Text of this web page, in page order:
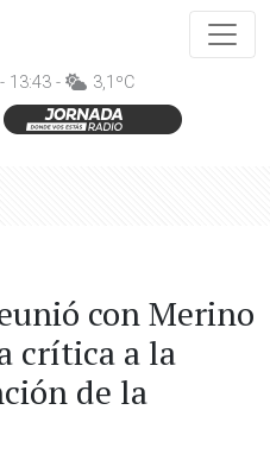
13:43 - 3,1ºC
con Merino
crítica a la
de la